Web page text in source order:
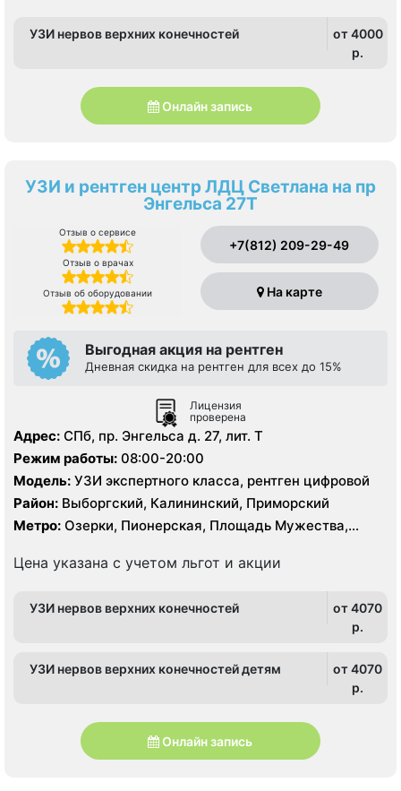
УЗИ нервов верхних конечностей
от 4000
p.
Онлайн запись
УЗИ и рентген центр ЛДЦ Светлана на пр
Энгельса 27Т
Отзыв о сервисе
Отзыв о врачах
Отзыв об оборудовании
+7(812) 209-29-49
На карте
Выгодная акция на рентген
Дневная скидка на рентген для всех до 15%
Лицензия
проверена
Адрес: СПб, пр. Энгельса д. 27, лит. Т
Режим работы: 08:00-20:00
Модель: УЗИ экспертного класса, рентген цифровой
Район: Выборгский, Калининский, Приморский
Метро: Озерки, Пионерская, Площадь Мужества,
Цена указана с учетом льгот и акции
УЗИ нервов верхних конечностей
от 4070
p.
УЗИ нервов верхних конечностей детям
от 4070
p.
Онлайн запись